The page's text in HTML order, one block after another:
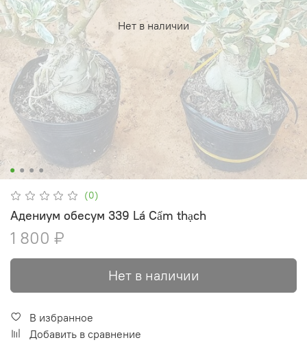
Нет в наличии
(0)
Адениум обесум 339 Lá Cẩm thạch
1 800 ₽
Нет в наличии
В избранное
Добавить в сравнение